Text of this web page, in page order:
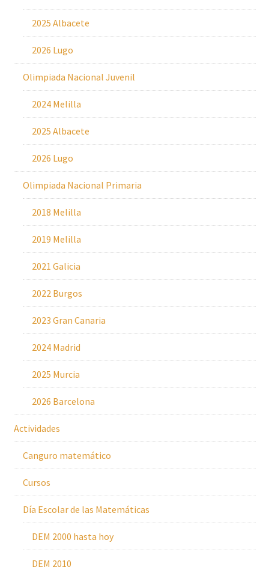
2025 Albacete
2026 Lugo
Olimpiada Nacional Juvenil
2024 Melilla
2025 Albacete
2026 Lugo
Olimpiada Nacional Primaria
2018 Melilla
2019 Melilla
2021 Galicia
2022 Burgos
2023 Gran Canaria
2024 Madrid
2025 Murcia
2026 Barcelona
Actividades
Canguro matemático
Cursos
Día Escolar de las Matemáticas
DEM 2000 hasta hoy
DEM 2010